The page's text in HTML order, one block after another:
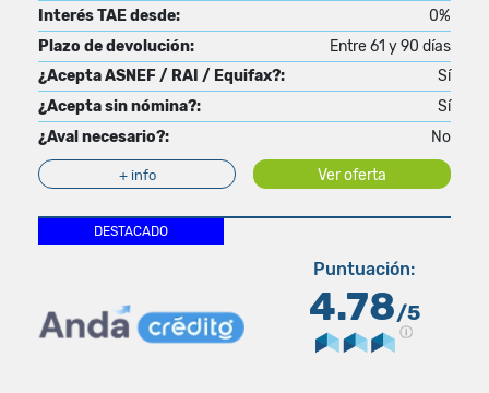
Interés TAE desde:
0%
Plazo de devolución:
Entre 61 y 90 días
¿Acepta ASNEF / RAI / Equifax?:
Sí
¿Acepta sin nómina?:
Sí
¿Aval necesario?:
No
+ info Ver oferta
DESTACADO
Puntuación:
4.78/5